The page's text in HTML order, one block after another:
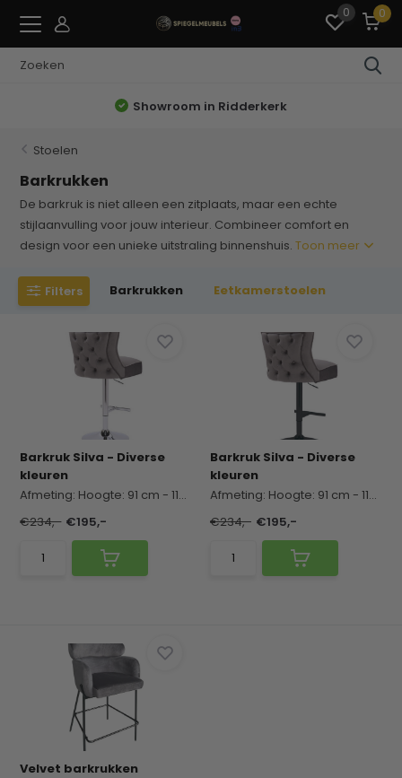
0 0
Showroom in Ridderkerk
Stoelen
Barkrukken
De barkruk is niet alleen een zitplaats, maar een echte
stijlaanvulling voor jouw interieur. Combineer comfort en
design voor een unieke uitstraling binnenshuis.Toon meer
Filters Barkrukken Eetkamerstoelen
Barkruk Silva - Diverse
kleuren
Afmeting: Hoogte: 91 cm - 112 cm
Breedte: 55 c...
€234,- €195,-
Barkruk Silva - Diverse
kleuren
Afmeting: Hoogte: 91 cm - 112 cm
€234,- €195,-
Velvet barkrukken